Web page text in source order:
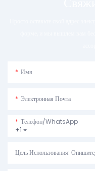
Имя
Электронная Почта
+1
Телефон/WhatsApp
Цель Использования: